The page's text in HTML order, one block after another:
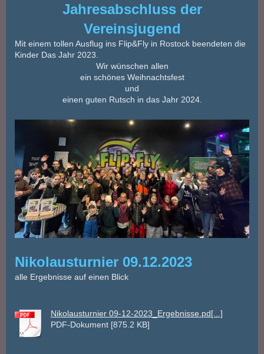
Jahresabschluss der
Vereinsjugend
Mit einem tollen Ausflug ins Flip&Fly in Rostock beendeten die
Kinder Das Jahr 2023.
Wir wünschen allen
ein schönes Weihnachtsfest
und
einen guten Rutsch in das Jahr 2024.
Nikolausturnier 09.12.2023
alle Ergebnisse auf einen Blick
Nikolausturnier 09-12-2023_Ergebnisse.pd[...]
PDF-Dokument [875.2 KB]